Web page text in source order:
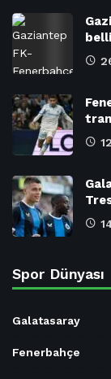
Spor Dünyası
Galatasaray
Fenerbahçe